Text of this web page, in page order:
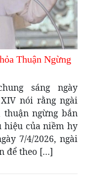
Thuận Ngừng
sáng ngày
nói rằng ngài
ngừng bắn
hiệu của niềm hy
7/4/2026, ngài
để theo […]